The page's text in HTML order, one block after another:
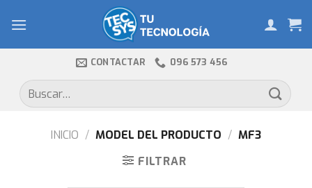
CONTACTAR 096 573 456
Buscar
por:
INICIO / MODEL DEL PRODUCTO / MF3
FILTRAR